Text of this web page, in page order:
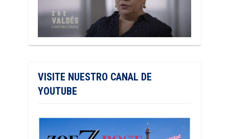
VISITE NUESTRO CANAL DE
YOUTUBE